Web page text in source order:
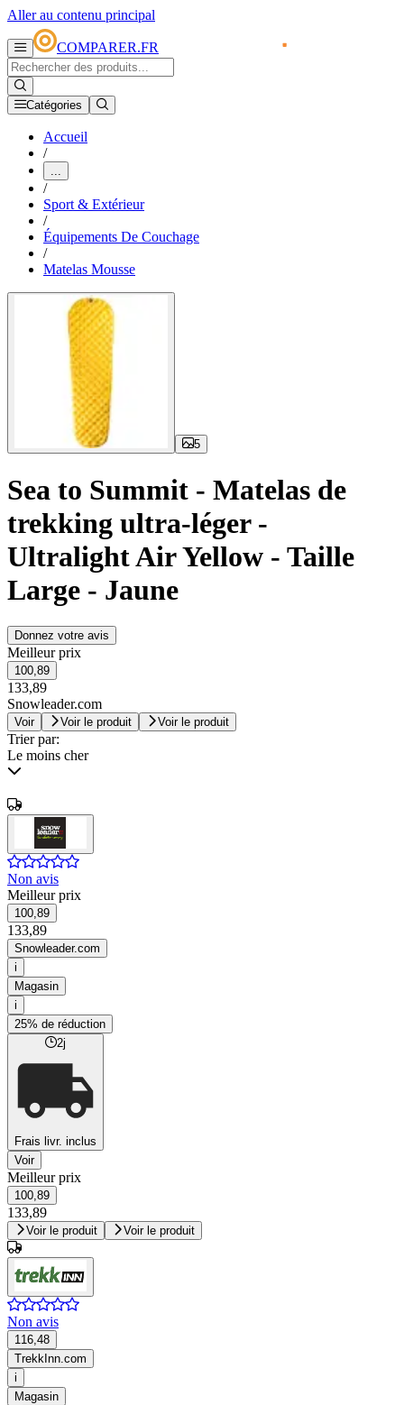
Aller au contenu principal
COMPARER.FR
Catégories
Accueil
/
...
/
Sport & Extérieur
/
Équipements De Couchage
/
Matelas Mousse
5
Sea to Summit - Matelas de
trekking ultra-léger -
Ultralight Air Yellow - Taille
Large - Jaune
Donnez votre avis
Meilleur prix
100,89
133,89
Snowleader.com
Voir Voir le produit Voir le produit
Trier par:
Le moins cher
Non avis
Meilleur prix
100,89
133,89
Snowleader.com
i
Magasin
i
25% de réduction
2j
Frais livr. inclus
Voir
Meilleur prix
100,89
133,89
Voir le produit Voir le produit
Non avis
116,48
TrekkInn.com
i
Magasin